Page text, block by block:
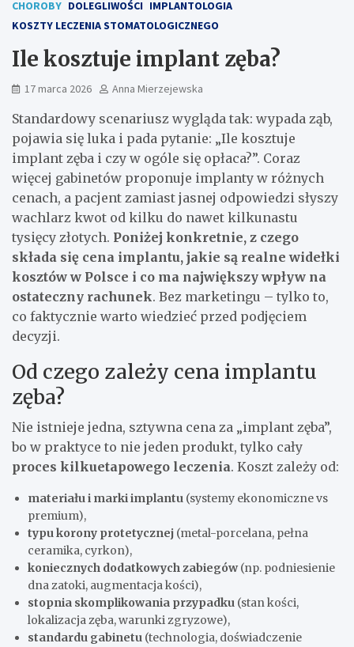
CHOROBY DOLEGLIWOŚCI IMPLANTOLOGIA
KOSZTY LECZENIA STOMATOLOGICZNEGO
Ile kosztuje implant zęba?
17 marca 2026 Anna Mierzejewska
Standardowy scenariusz wygląda tak: wypada ząb,
pojawia się luka i pada pytanie: „Ile kosztuje
implant zęba i czy w ogóle się opłaca?”. Coraz
więcej gabinetów proponuje implanty w różnych
cenach, a pacjent zamiast jasnej odpowiedzi słyszy
wachlarz kwot od kilku do nawet kilkunastu
tysięcy złotych. Poniżej konkretnie, z czego
składa się cena implantu, jakie są realne widełki
kosztów w Polsce i co ma największy wpływ na
ostateczny rachunek. Bez marketingu – tylko to,
co faktycznie warto wiedzieć przed podjęciem
decyzji.
Od czego zależy cena implantu
zęba?
Nie istnieje jedna, sztywna cena za „implant zęba”,
bo w praktyce to nie jeden produkt, tylko cały
proces kilkuetapowego leczenia. Koszt zależy od:
materiału i marki implantu (systemy ekonomiczne vs
premium),
typu korony protetycznej (metal-porcelana, pełna
ceramika, cyrkon),
koniecznych dodatkowych zabiegów(np. podniesienie
dna zatoki, augmentacja kości),
stopnia skomplikowania przypadku (stan kości,
lokalizacja zęba, warunki zgryzowe),
standardu gabinetu (technologia, doświadczenie